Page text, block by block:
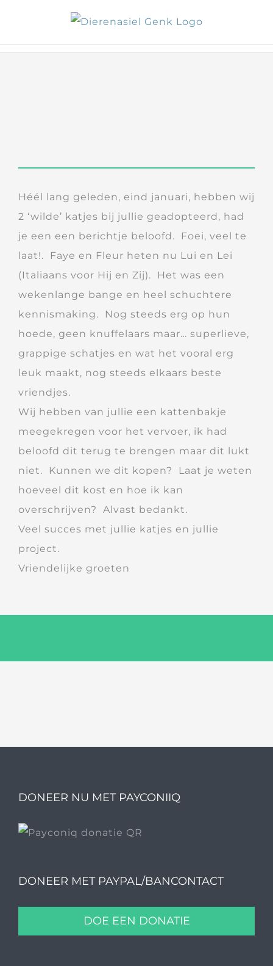
content
Héél lang geleden, eind januari, hebben wij
2 ‘wilde’ katjes bij jullie geadopteerd, had
je een een berichtje beloofd. Foei, veel te
laat!. Faye en Fleur heten nu Lui en Lei
(Italiaans voor Hij en Zij). Het was een
wekenlange bange en heel schuchtere
kennismaking. Nog steeds erg op hun
hoede, geen knuffelaars maar… superlieve,
grappige schatjes en wat het vooral erg
leuk maakt, nog steeds elkaars beste
vriendjes.
Wij hebben van jullie een kattenbakje
meegekregen voor het vervoer, ik had
beloofd dit terug te brengen maar dit lukt
niet. Kunnen we dit kopen? Laat je weten
hoeveel dit kost en hoe ik kan
overschrijven? Alvast bedankt.
Veel succes met jullie katjes en jullie
project.
Vriendelijke groeten
DONEER NU MET PAYCONIIQ
DONEER MET PAYPAL/BANCONTACT
DOE EEN DONATIE